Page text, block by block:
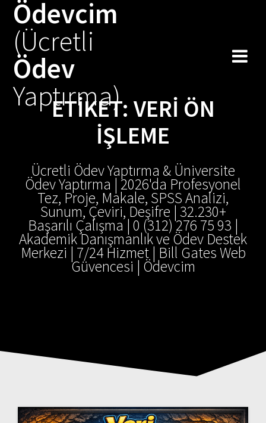
Ödevcim
(Ücretli
Ödev
Yaptırma)
ETIKET: VERI ÖN
IŞLEME
Ücretli Ödev Yaptırma & Üniversite
Ödev Yaptırma | 2026'da Profesyonel
Tez, Proje, Makale, SPSS Analizi,
Sunum, Çeviri, Deşifre | 32.230+
Başarılı Çalışma | 0 (312) 276 75 93 |
Akademik Danışmanlık ve Ödev Destek
Merkezi | 7/24 Hizmet | Bill Gates Web
Güvencesi | Ödevcim